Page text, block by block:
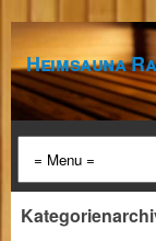
Heimsauna